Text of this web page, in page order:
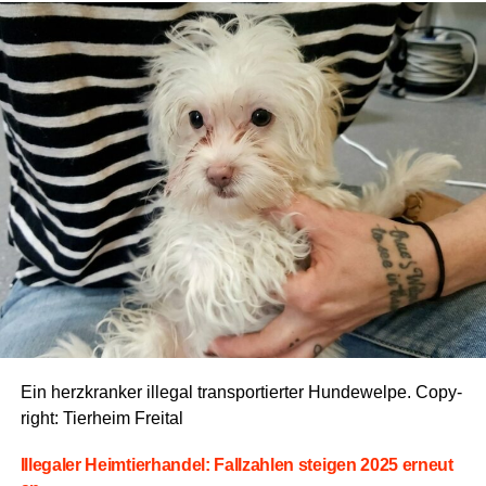
Pro­zent bei Allein­er­zie­hen­den ist etwa jede drit­te
Per­son in die­sen Lebens­la­gen von Armut
betroffen.
Geschlech­ter­un­ter­schie­de:Frau­en sind mit 16,
Pro­zent etwas häu­fi­ger von Armut betrof­fen als
Män­ner mit 15, 6 Pro­zent.
Bei dem ver­wen­de­ten Bei­trags­bild han­delt es sich um
eine KI-gene­rier­te Illus­tra­ti­on, die dazu dient, das The­ma
des Arti­kels visu­ell zu veranschaulichen.
Ein herz­kran­ker ille­gal trans­por­tier­ter Hun­de­wel­pe. Copy­
right: Tier­heim Freital
Ille­ga­ler Heim­tier­han­del: Fall­zah­len stei­gen 2025 erneut